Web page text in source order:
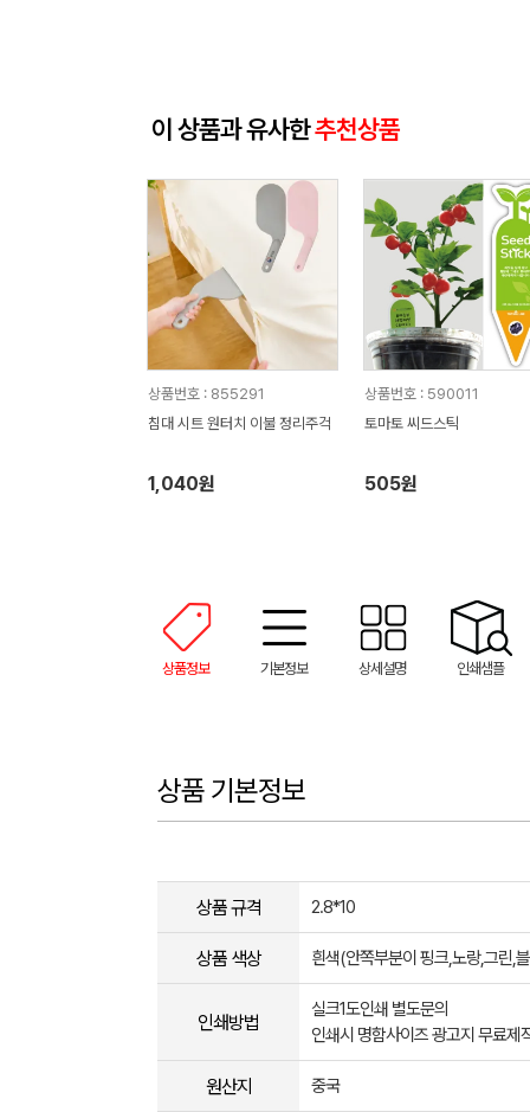
이 상품과 유사한추천상품
상품번호 : 855291
침대 시트 원터치 이불 정리주걱
1,040원
상품번호 : 590011
토마토 씨드스틱
505원
상품정보 기본정보 상세설명 인쇄샘플
상품 기본정보
상품 규격 2.8*10
상품 색상 흰색(안쪽부분이 핑크,노랑,그린,
인쇄방법
실크1도인쇄 별도문의
인쇄시 명함사이즈 광고지 무료제
원산지 중국